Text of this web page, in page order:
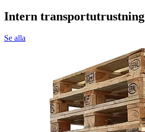
Intern transportutrustning
Se alla